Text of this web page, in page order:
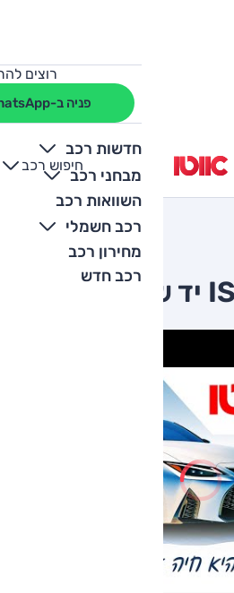
רוצים
פניה ב-WhatsApp
חדשות רכב
מבחני רכב
השוואות רכב
רכב חשמלי
מחירון רכב
רכב חדש
חיפוש רכב
+
-